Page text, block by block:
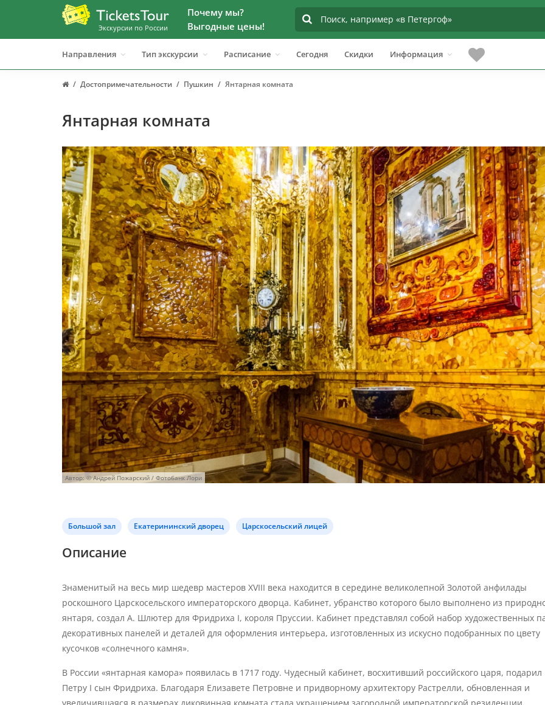
Экскурсии по России
Почему мы?
Выгодные цены!
Направления Тип экскурсии Расписание Сегодня Скидки Информация
Достопримечательности Пушкин Янтарная комната
Янтарная комната
Автор: © Андрей Пожарский / Фотобанк Лори
Большой зал Екатерининский дворец Царскосельский лицей
Описание
Знаменитый на весь мир шедевр мастеров XVIII века находится в середине великолепной Золотой анфилады
роскошного Царскосельского императорского дворца. Кабинет, убранство которого было выполнено из
янтаря, создал А. Шлютер для Фридриха I, короля Пруссии. Кабинет представлял собой набор художественных
декоративных панелей и деталей для оформления интерьера, изготовленных из искусно подобранных по цвету
кусочков «солнечного камня».
В России «янтарная камора» появилась в 1717 году. Чудесный кабинет, восхитивший российского царя, подарил
Петру I сын Фридриха. Благодаря Елизавете Петровне и придворному архитектору Растрелли, обновленная и